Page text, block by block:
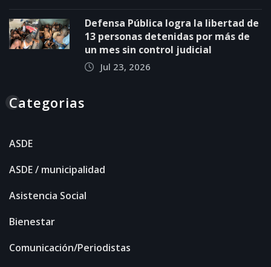
Defensa Pública logra la libertad de
13 personas detenidas por más de
un mes sin control judicial
Jul 23, 2026
Categorias
ASDE
ASDE / municipalidad
Asistencia Social
Bienestar
Comunicación/Periodistas